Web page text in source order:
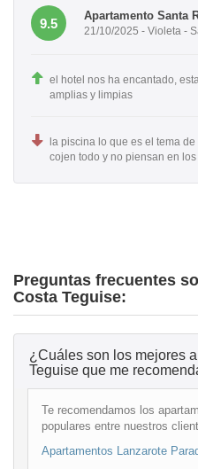
9.5
Apartamento Santa
21/10/2025 - Violeta -
el hotel nos ha encantado,
amplias y limpias
la piscina lo que es el tema
cojen todo y no piensan en
Preguntas frecuentes
Costa Teguise:
¿Cuáles son los mejores
Teguise que me
Te recomendamos los
populares entre nuestros
Apartamentos Lanzarote